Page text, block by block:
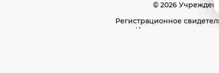
© 2026
Регистрационное
Использование